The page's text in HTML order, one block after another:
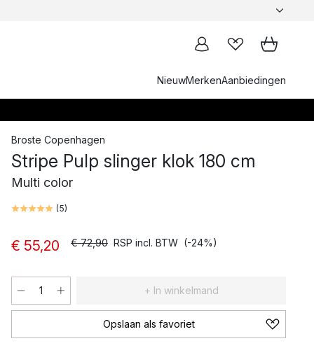
NieuwMerkenAanbiedingen
Broste Copenhagen
Stripe Pulp slinger klok 180 cm
Multi color
(5)
€ 55,20 € 72,90 RSP incl. BTW (-24%)
+ In winkelmand
Opslaan als favoriet